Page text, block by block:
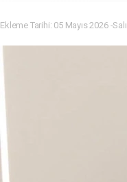
Ekleme Tarihi: 05 Mayıs 2026 -Salı